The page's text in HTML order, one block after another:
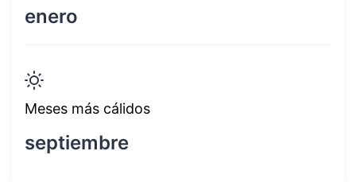
enero
Meses más cálidos
septiembre